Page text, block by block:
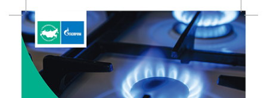
«Зарядка со стражем порядка»: как в Нелидово
приобщают детей к здоровому образу жизни
5 Авг 2026 16:02 226
Спорт и дисциплина: транспортные полицейские
Вышнего Волочка провели зарядку для школьников